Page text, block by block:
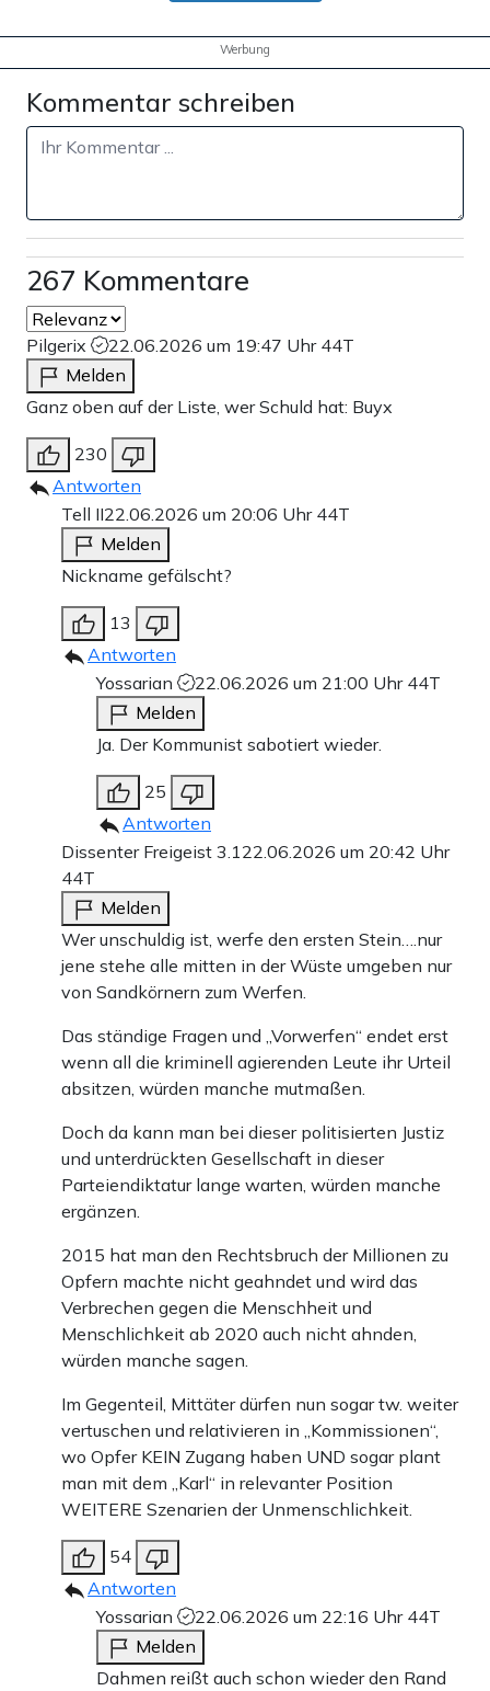
Werbung
Kommentar schreiben
267 Kommentare
Pilgerix 22.06.2026 um 19:47 Uhr 44T
Melden
Ganz oben auf der Liste, wer Schuld hat: Buyx
230
Antworten
Tell II22.06.2026 um 20:06 Uhr 44T
Melden
Nickname gefälscht?
13
Antworten
Yossarian
22.06.2026 um 21:00 Uhr 44T
Melden
Ja. Der Kommunist sabotiert wieder.
25
Antworten
Dissenter Freigeist 3.122.06.2026 um 20:42 Uhr
44T
Melden
Wer unschuldig ist, werfe den ersten Stein….nur
jene stehe alle mitten in der Wüste umgeben nur
von Sandkörnern zum Werfen.
Das ständige Fragen und „Vorwerfen“ endet erst
wenn all die kriminell agierenden Leute ihr Urteil
absitzen, würden manche mutmaßen.
Doch da kann man bei dieser politisierten Justiz
und unterdrückten Gesellschaft in dieser
Parteiendiktatur lange warten, würden manche
ergänzen.
2015 hat man den Rechtsbruch der Millionen zu
Opfern machte nicht geahndet und wird das
Verbrechen gegen die Menschheit und
Menschlichkeit ab 2020 auch nicht ahnden,
würden manche sagen.
Im Gegenteil, Mittäter dürfen nun sogar tw. weiter
vertuschen und relativieren in „Kommissionen“,
wo Opfer KEIN Zugang haben UND sogar plant
man mit dem „Karl“ in relevanter Position
WEITERE Szenarien der Unmenschlichkeit.
54
Antworten
Yossarian
22.06.2026 um 22:16 Uhr 44T
Melden
Dahmen reißt auch schon wieder den Rand